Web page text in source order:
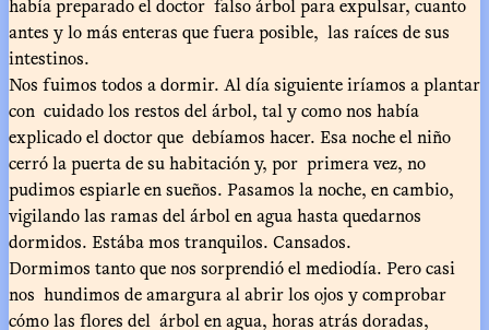
antes y lo más enteras que fuera posible, las raíces de sus
intestinos.
Nos fuimos todos a dormir. Al día siguiente iríamos a plantar
con cuidado los restos del árbol, tal y como nos había
explicado el doctor que debíamos hacer. Esa noche el niño
cerró la puerta de su habitación y, por primera vez, no
pudimos espiarle en sueños. Pasamos la noche, en cambio,
vigilando las ramas del árbol en agua hasta quedarnos
dormidos. Estába mos tranquilos. Cansados.
Dormimos tanto que nos sorprendió el mediodía. Pero casi
nos hundimos de amargura al abrir los ojos y comprobar
cómo las flores del árbol en agua, horas atrás doradas,